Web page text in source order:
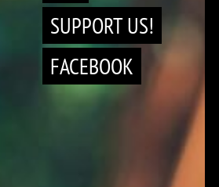
SUPPORT US!
FACEBOOK